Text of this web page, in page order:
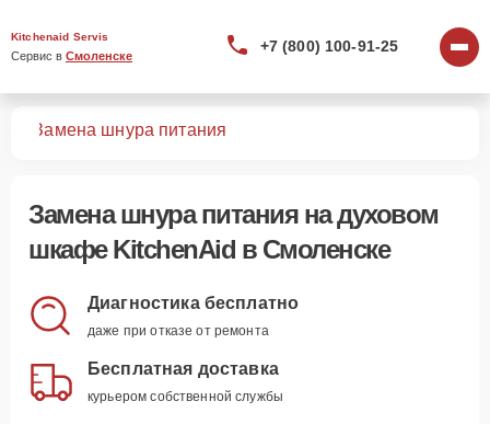
Kitchenaid Servis
Сервис в Смоленске
+7 (800) 100-91-25
Замена шнура питания
Замена шнура питанияна духовом
шкафе KitchenAid в Смоленске
Диагностика бесплатно
даже при отказе от ремонта
Бесплатная доставка
курьером собственной службы